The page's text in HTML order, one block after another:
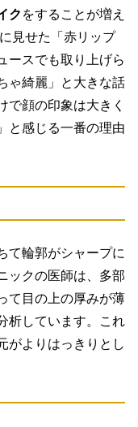
ク をすることが増え
見せた「赤リップ
ースでも取り上げら
ゃ綺麗」と大きな話
で顔の印象は大きく
と感じる一番の理由
て輪郭がシャープに
ックの医師は、多部
て目の上の厚みが薄
析しています。これ
がよりはっきりとし